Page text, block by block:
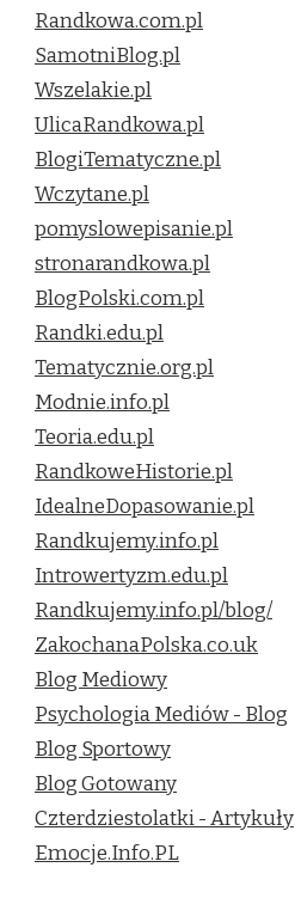
Randkowa.com.pl
SamotniBlog.pl
Wszelakie.pl
UlicaRandkowa.pl
BlogiTematyczne.pl
Wczytane.pl
pomyslowepisanie.pl
stronarandkowa.pl
BlogPolski.com.pl
Randki.edu.pl
Tematycznie.org.pl
Modnie.info.pl
Teoria.edu.pl
RandkoweHistorie.pl
IdealneDopasowanie.pl
Randkujemy.info.pl
Introwertyzm.edu.pl
Randkujemy.info.pl/blog/
ZakochanaPolska.co.uk
Blog Mediowy
Psychologia Mediów - Blog
Blog Sportowy
Blog Gotowany
Czterdziestolatki - Artykuły
Emocje.Info.PL